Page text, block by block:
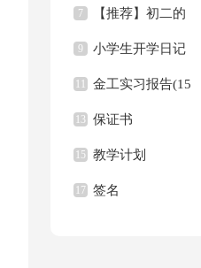
7 【推荐】初二的
我的作文集锦8篇
9 小学生开学日记
11 金工实习报告(15
篇)
13 保证书
15 教学计划
17 签名